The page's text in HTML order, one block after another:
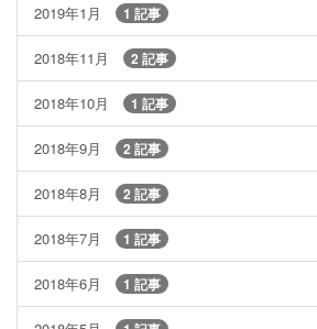
2019年1月 1 記事
2018年11月 2 記事
2018年10月 1 記事
2018年9月 2 記事
2018年8月 2 記事
2018年7月 1 記事
2018年6月 1 記事